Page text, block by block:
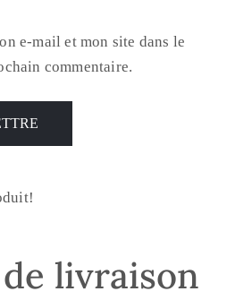
e-mail et mon site dans le
commentaire.
livraison